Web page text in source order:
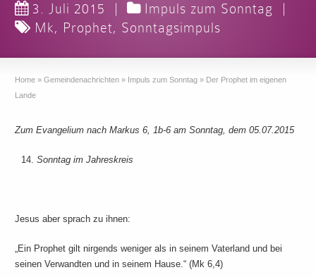
3. Juli 2015 | Impuls zum Sonntag
|
Mk, Prophet, Sonntagsimpuls
Home » Gemeindenachrichten » Impuls zum Sonntag » Der Prophet im eigenen
Lande
Zum Evangelium nach Markus 6, 1b-6 am Sonntag, dem 05.07.2015
Sonntag im Jahreskreis
Jesus aber sprach zu ihnen:
„Ein Prophet gilt nirgends weniger als in seinem Vaterland und bei
seinen Verwandten und in seinem Hause.“ (Mk 6,4)